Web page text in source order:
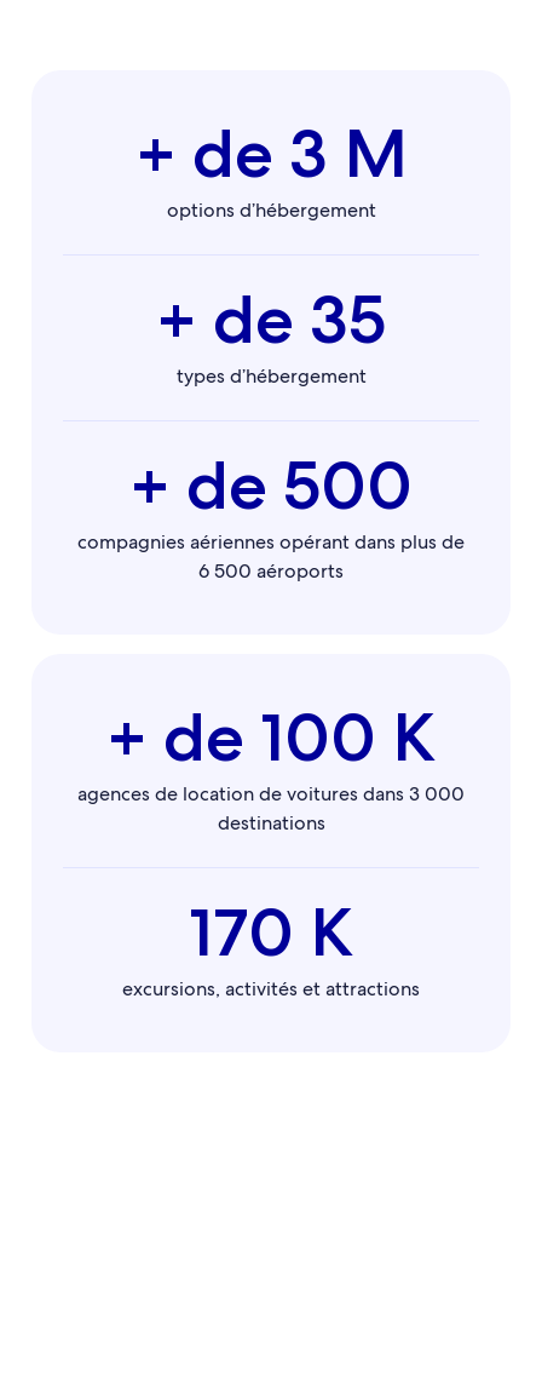
+ de 3 M
options d’hébergement
+ de 35
types d’hébergement
+ de 500
compagnies aériennes opérant dans plus de
6 500 aéroports
+ de 100 K
agences de location de voitures dans 3 000
destinations
170 K
excursions, activités et attractions